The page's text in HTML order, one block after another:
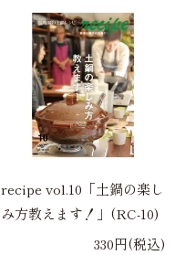
recipe vol.10「土鍋の楽し
み方教えます！」(RC-10)
330円(税込)